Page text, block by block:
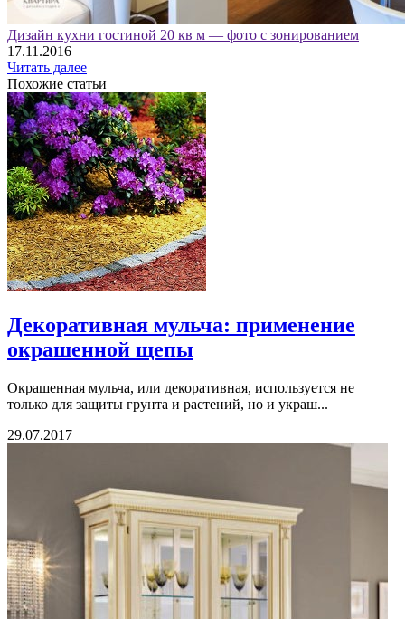
Дизайн кухни гостиной 20 кв м — фото с зонированием
17.11.2016
Читать далее
Похожие статьи
Декоративная мульча: применение
окрашенной щепы
Окрашенная мульча, или декоративная, используется не
только для защиты грунта и растений, но и украш...
29.07.2017